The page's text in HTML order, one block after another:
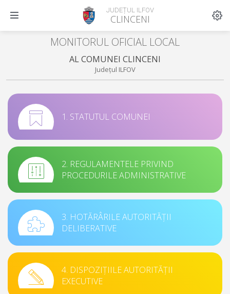
JUDEȚUL ILFOV
CLINCENI
MONITORUL OFICIAL LOCAL
AL COMUNEI CLINCENI
Județul ILFOV
1. STATUTUL COMUNEI
2. REGULAMENTELE PRIVIND
PROCEDURILE ADMINISTRATIVE
3. HOTĂRÂRILE AUTORITĂȚII
DELIBERATIVE
4. DISPOZIȚIILE AUTORITĂȚII
EXECUTIVE